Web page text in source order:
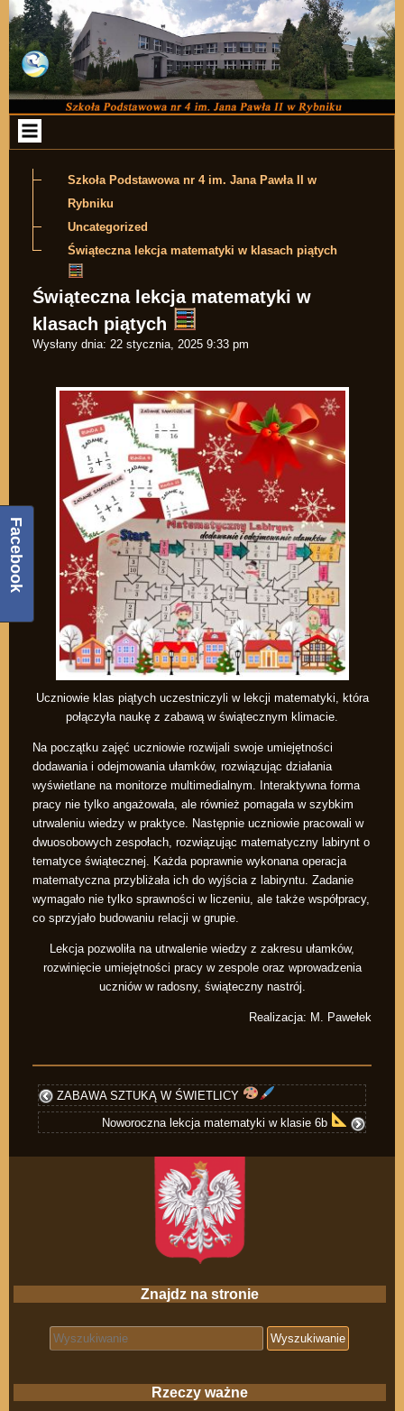
Przejdź do zawartości
Szkoła Podstawowa nr 4 im. Jana Pawła II w
Rybniku
Uncategorized
Świąteczna lekcja matematyki w klasach piątych
Świąteczna lekcja matematyki w
klasach piątych
Wysłany dnia: 22 stycznia, 2025 9:33 pm
Uczniowie klas piątych uczestniczyli w lekcji matematyki, która
połączyła naukę z zabawą w świątecznym klimacie.
Na początku zajęć uczniowie rozwijali swoje umiejętności
dodawania i odejmowania ułamków, rozwiązując działania
wyświetlane na monitorze multimedialnym. Interaktywna forma
pracy nie tylko angażowała, ale również pomagała w szybkim
utrwaleniu wiedzy w praktyce. Następnie uczniowie pracowali w
dwuosobowych zespołach, rozwiązując matematyczny labirynt o
tematyce świątecznej. Każda poprawnie wykonana operacja
matematyczna przybliżała ich do wyjścia z labiryntu. Zadanie
wymagało nie tylko sprawności w liczeniu, ale także współpracy,
co sprzyjało budowaniu relacji w grupie.
Lekcja pozwoliła na utrwalenie wiedzy z zakresu ułamków,
rozwinięcie umiejętności pracy w zespole oraz wprowadzenia
uczniów w radosny, świąteczny nastrój.
Realizacja: M. Pawełek
ZABAWA SZTUKĄ W ŚWIETLICY
Noworoczna lekcja matematyki w klasie 6b
Znajdz na stronie
Search for:
Rzeczy ważne
Facebook